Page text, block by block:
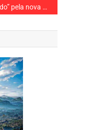
O Xbox será “descontinuado” pela nova direção, afirma Seamus Blackley